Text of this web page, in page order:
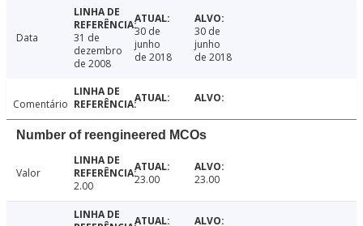
Data
31 de
dezembro
de 2008
30 de
junho
de 2018
30 de
junho
de 2018
Comentário
Number of reengineered MCOs
Valor
2.00
23.00 23.00